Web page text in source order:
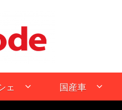
ェ 国産車